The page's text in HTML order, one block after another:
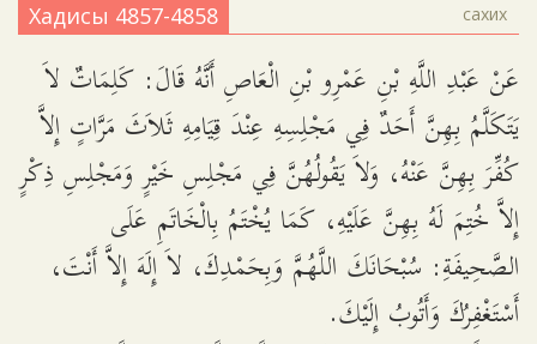
Хадисы 4857-4858 сахих
عَنْ عَبْدِ اللَّهِ بْنِ عَمْرِو بْنِ الْعَاصِ أَنَّهُ قَالَ: كَلِمَاتٌ لاَ
يَتَكَلَّمُ بِهِنَّ أَحَدٌ فِي مَجْلِسِهِ عِنْدَ قِيَامِهِ ثَلاَثَ مَرَّاتٍ إِلاَّ
كُفِّرَ بِهِنَّ عَنْهُ، وَلاَ يَقُولُهُنَّ فِي مَجْلِسِ خَيْرٍ وَمَجْلِسِ ذِكْرٍ
إِلاَّ خُتِمَ لَهُ بِهِنَّ عَلَيْهِ، كَمَا يُخْتَمُ بِالْخَاتَمِ عَلَى
الصَّحِيفَةِ: سُبْحَانَكَ اللَّهُمَّ وَبِحَمْدِكَ، لاَ إِلَهَ إِلاَّ أَنْتَ،
أَسْتَغْفِرُكَ وَأَتُوبُ إِلَيْكَ.